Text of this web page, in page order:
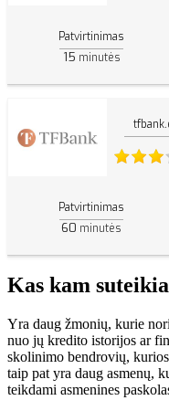
Patvirtinimas
15 minutės
Patvirtinimas
60 minutės
Kas kam
Yra daug žmonių, kurie
nuo jų kredito istorijos ar
skolinimo bendrovių,
taip pat yra daug asmenų,
teikdami asmenines